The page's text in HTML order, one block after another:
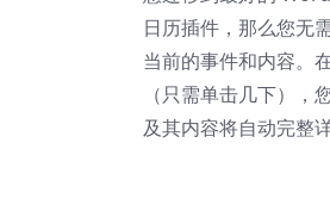
日历插件，那么您无
当前的事件和内容。
（只需单击几下），
及其内容将自动完整